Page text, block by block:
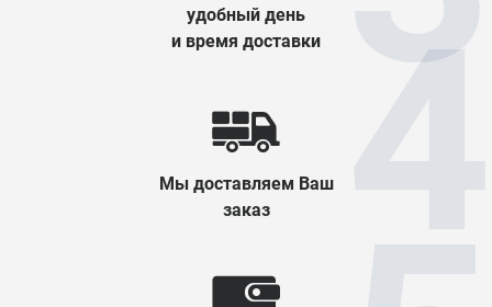
удобный день
и время доставки
Мы доставляем Ваш
заказ